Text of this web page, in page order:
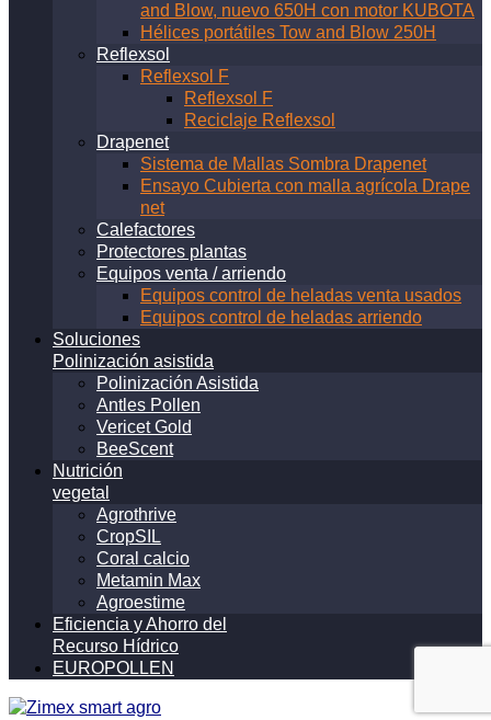
and Blow, nuevo 650H con motor KUBOTA
Hélices portátiles Tow and Blow 250H
Reflexsol
Reflexsol F
Reflexsol F
Reciclaje Reflexsol
Drapenet
Sistema de Mallas Sombra Drapenet
Ensayo Cubierta con malla agrícola Drape
net
Calefactores
Protectores plantas
Equipos venta / arriendo
Equipos control de heladas venta usados
Equipos control de heladas arriendo
Soluciones
Polinización asistida
Polinización Asistida
Antles Pollen
Vericet Gold
BeeScent
Nutrición
vegetal
Agrothrive
CropSIL
Coral calcio
Metamin Max
Agroestime
Eficiencia y Ahorro del
Recurso Hídrico
EUROPOLLEN